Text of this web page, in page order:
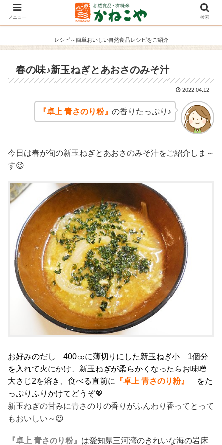
レシピ～簡単おいしい自然食品レシピをご紹介
春の味♪新玉ねぎとあおさのみそ汁
2022.04.12
『卓上 青さのり粉』の香りたっぷり♪
今日は春が旬の新玉ねぎとあおさのみそ汁をご紹介しま～
す😉
お好みのだし 400㏄に薄切りにした新玉ねぎ小 1個分
を入れて火にかけ、新玉ねぎが柔らかくなったらお味噌
大さじ2を溶き、食べる直前に
『卓上 青さのり粉』
をた
っぷりふりかけてどうぞ💖
新玉ねぎの甘みに青さのりの香りがふんわり香ってとって
もおいしい～😍
『卓上 青さのり粉』 は愛知県三河湾のきれいな海の岩床
メニュー 検索